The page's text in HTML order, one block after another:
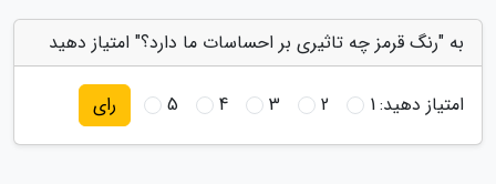
به "رنگ قرمز چه تاثیری بر احساسات ما دارد؟" امتیاز دهید
امتیاز دهید:1
2
3
4
5 رای